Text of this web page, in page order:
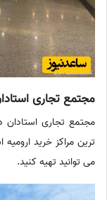
مجتمع تجاری
مجتمع تجاری استادان
ترین مراکز خرید
می توانید تهیه کنید.